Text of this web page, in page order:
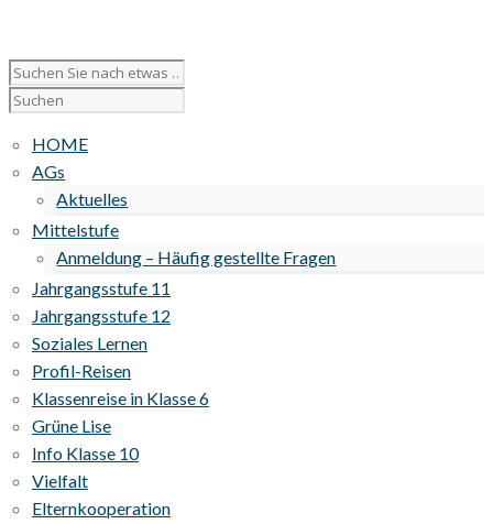
HOME
AGs
Aktuelles
Mittelstufe
Anmeldung – Häufig gestellte Fragen
Jahrgangsstufe 11
Jahrgangsstufe 12
Soziales Lernen
Profil-Reisen
Klassenreise in Klasse 6
Grüne Lise
Info Klasse 10
Vielfalt
Elternkooperation